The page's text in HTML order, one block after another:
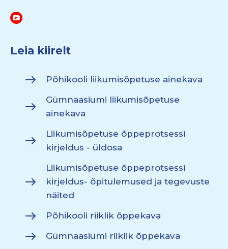
Leia kiirelt
Põhikooli liikumisõpetuse ainekava
Gümnaasiumi liikumisõpetuse
ainekava
Liikumisõpetuse õppeprotsessi
kirjeldus - üldosa
Liikumisõpetuse õppeprotsessi
kirjeldus- õpitulemused ja tegevuste
näited
Põhikooli riiklik õppekava
Gümnaasiumi riiklik õppekava